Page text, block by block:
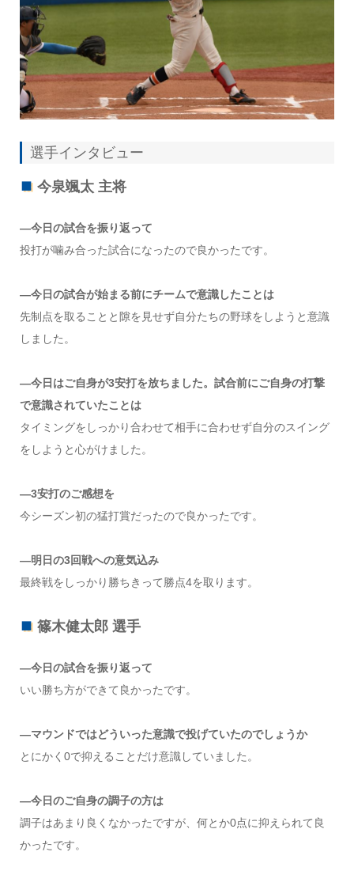
選手インタビュー
今泉颯太 主将
―今日の試合を振り返って
投打が噛み合った試合になったので良かったです。
―今日の試合が始まる前にチームで意識したことは
先制点を取ることと隙を見せず自分たちの野球をしようと意識
しました。
―今日はご自身が3安打を放ちました。試合前にご自身の打撃
で意識されていたことは
タイミングをしっかり合わせて相手に合わせず自分のスイング
をしようと心がけました。
―3安打のご感想を
今シーズン初の猛打賞だったので良かったです。
―明日の3回戦への意気込み
最終戦をしっかり勝ちきって勝点4を取ります。
篠木健太郎 選手
―今日の試合を振り返って
いい勝ち方ができて良かったです。
―マウンドではどういった意識で投げていたのでしょうか
とにかく0で抑えることだけ意識していました。
―今日のご自身の調子の方は
調子はあまり良くなかったですが、何とか0点に抑えられて良
かったです。